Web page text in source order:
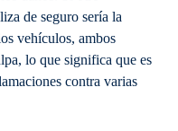
de seguro sería la
vehículos, ambos
lo que significa que es
contra varias